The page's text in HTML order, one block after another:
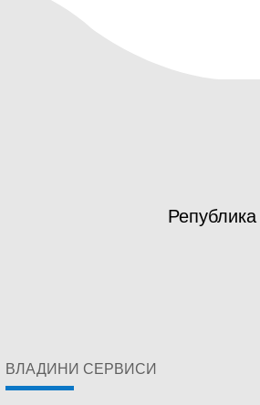
ВЛАДИНИ СЕРВИСИ